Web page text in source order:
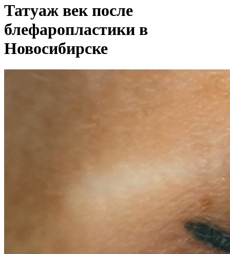
Татуаж век после
блефаропластики в
Новосибирске